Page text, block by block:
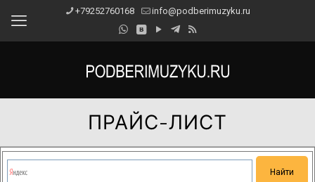
+79252760168 info@podberimuzyku.ru
ПРАЙС-ЛИСТ